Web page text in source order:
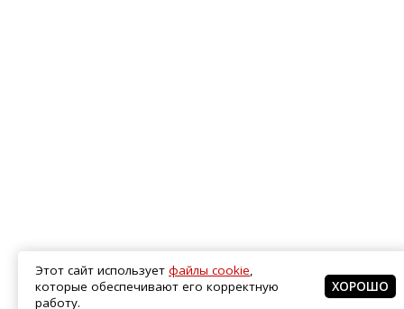
Этот сайт использует файлы cookie,
которые обеспечивают его корректную
работу.
ХОРОШО